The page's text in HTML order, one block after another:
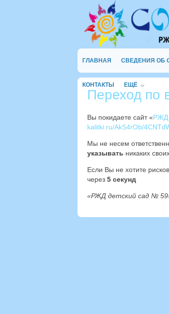
ГЛАВНАЯ СВЕДЕНИЯ ОБ
КОНТАКТЫ ЕЩЁ
Переход по
Вы покидаете сайт «РЖД
kalitki.ru/AkS4rOb/
Мы не несем
указывать никаких
Если Вы не хотите
через 4 секунд
«РЖД детский сад №